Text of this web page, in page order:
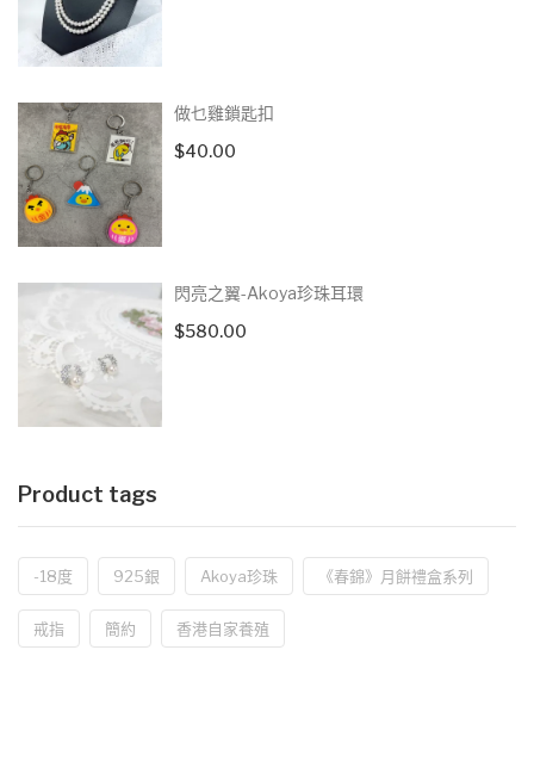
做乜雞鎖匙扣
$40.00
閃亮之翼-Akoya珍珠耳環
$580.00
Product tags
-18度 925銀 Akoya珍珠 《春錦》月餅禮盒系列
戒指 簡約 香港自家養殖